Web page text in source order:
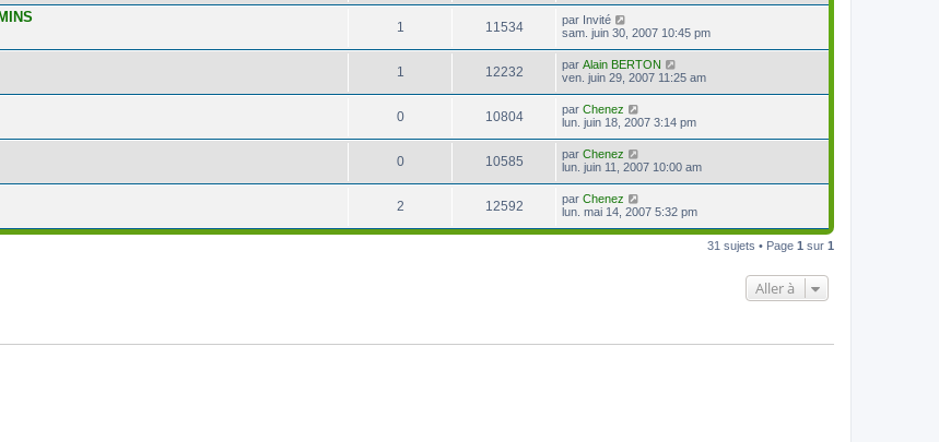
1 11534 par Invité
sam. juin 30, 2007 10:45 pm
1 12232 par Alain BERTON
ven. juin 29, 2007 11:25 am
0 10804 par Chenez
lun. juin 18, 2007 3:14 pm
0 10585 par Chenez
lun. juin 11, 2007 10:00 am
2 12592 par Chenez
lun. mai 14, 2007 5:32 pm
31 sujets • Page 1 sur 1
Aller à